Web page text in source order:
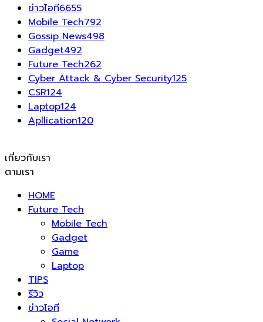
ข่าวไอที6655
Mobile Tech792
Gossip News498
Gadget492
Future Tech262
Cyber Attack & Cyber Security125
CSR124
Laptop124
Apllication120
เกี่ยวกับเรา
ตามเรา
HOME
Future Tech
Mobile Tech
Gadget
Game
Laptop
TIPS
รีวิว
ข่าวไอที